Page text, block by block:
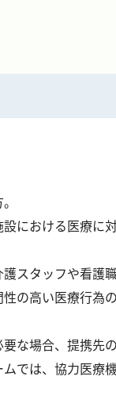
における医療に
スタッフや看護
性の高い医療行為
な場合、提携先
では、協力医療